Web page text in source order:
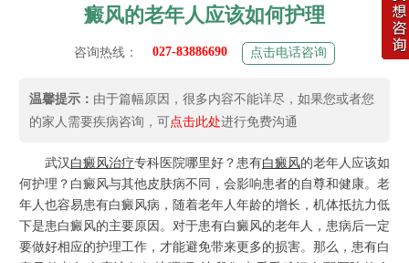
癜风的老年人应该如何护理
咨询热线： 027-83886690 点击电话咨询
温馨提示： 由于篇幅原因，很多内容不能详尽，如果您或者您
的家人需要疾病咨询，可点击此处进行免费沟通
武汉 白癜风治疗专科医院哪里好？患有白癜风的老年人应该如
何护理？白癜风与其他皮肤病不同，会影响患者的自尊和健康。老
年人也容易患有白癜风病，随着老年人年龄的增长，机体抵抗力低
下是患白癜风的主要原因。对于患有白癜风的老年人，患病后一定
要做好相应的护理工作，才能避免带来更多的损害。那么，患有白